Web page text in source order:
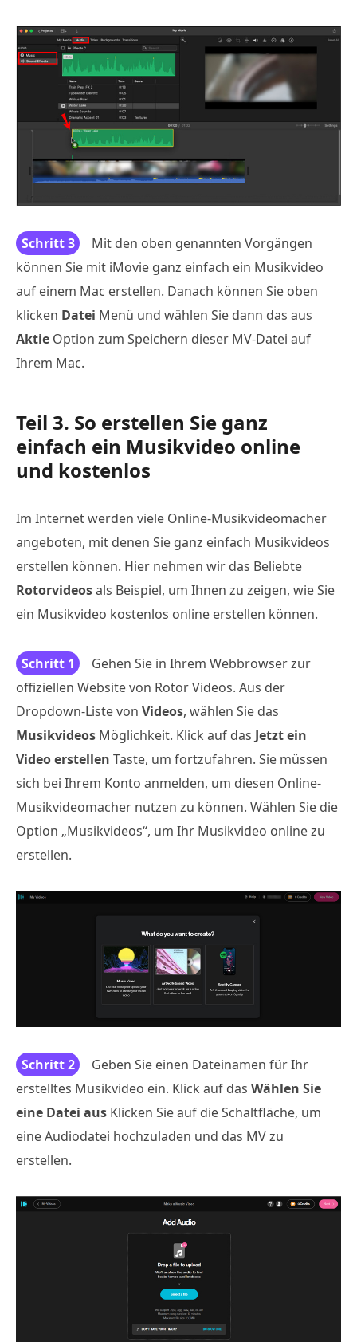
Schritt 3
Mit den oben genannten Vorgängen
können Sie mit iMovie ganz einfach ein Musikvideo
auf einem Mac erstellen. Danach können Sie oben
klicken Datei Menü und wählen Sie dann das aus
Aktie Option zum Speichern dieser MV-Datei auf
Ihrem Mac.
Teil 3. So erstellen Sie ganz
einfach ein Musikvideo online
und kostenlos
Im Internet werden viele Online-Musikvideomacher
angeboten, mit denen Sie ganz einfach Musikvideos
erstellen können. Hier nehmen wir das Beliebte
Rotorvideosals Beispiel, um Ihnen zu zeigen, wie Sie
ein Musikvideo kostenlos online erstellen können.
Schritt 1
Gehen Sie in Ihrem Webbrowser zur
offiziellen Website von Rotor Videos. Aus der
Dropdown-Liste von Videos, wählen Sie das
Musikvideos Möglichkeit. Klick auf das Jetzt ein
Video erstellen Taste, um fortzufahren. Sie müssen
sich bei Ihrem Konto anmelden, um diesen Online-
Musikvideomacher nutzen zu können. Wählen Sie die
Option „Musikvideos“, um Ihr Musikvideo online zu
erstellen.
Schritt 2
Geben Sie einen Dateinamen für Ihr
erstelltes Musikvideo ein. Klick auf das Wählen Sie
eine Datei aus Klicken Sie auf die Schaltfläche, um
eine Audiodatei hochzuladen und das MV zu
erstellen.